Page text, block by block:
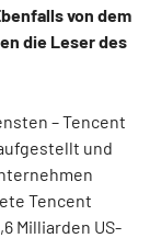
von dem
die Leser des
– Tencent
und
Tencent
Milliarden US-